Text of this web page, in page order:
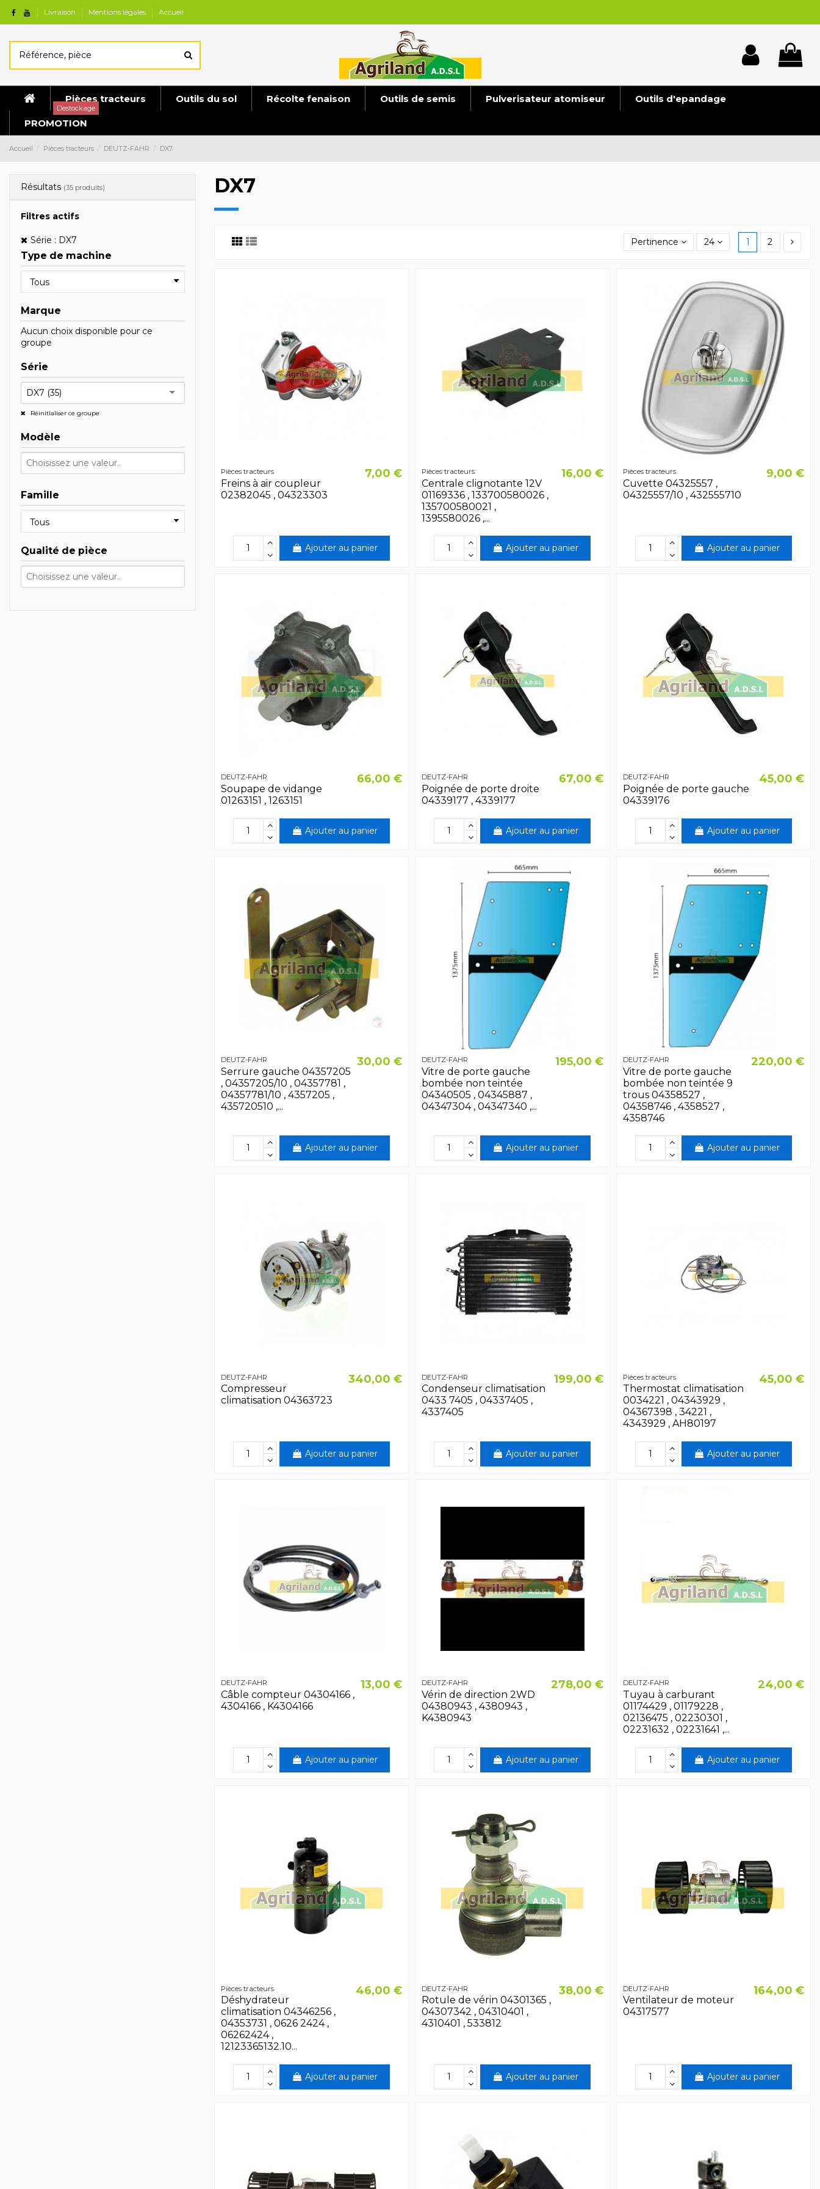
Livraison Mentions légales Accueil
Pièces tracteurs Outils du sol Récolte fenaison Outils de semis Pulverisateur atomiseur Outils d'epandage
PROMOTION
Destockage
Accueil Pièces tracteurs DEUTZ-FAHR DX7
DX7
Pertinence 24 1 2
Pièces tracteurs
Freins à air coupleur
02382045 , 04323303
7,00 €
Ajouter au panier
Pièces tracteurs
Centrale clignotante 12V
01169336 , 133700580026 ,
135700580021 ,
1395580026 ,...
16,00 €
Ajouter au panier
Pièces tracteurs
Cuvette 04325557 ,
04325557/10 , 432555710
9,00 €
Ajouter au panier
DEUTZ-FAHR
Soupape de vidange
01263151 , 1263151
66,00 €
Ajouter au panier
DEUTZ-FAHR
Poignée de porte droite
04339177 , 4339177
67,00 €
Ajouter au panier
DEUTZ-FAHR
Poignée de porte gauche
04339176
45,00 €
Ajouter au panier
DEUTZ-FAHR
Serrure gauche 04357205
, 04357205/10 , 04357781 ,
04357781/10 , 4357205 ,
435720510 ,...
30,00 €
Ajouter au panier
DEUTZ-FAHR
Vitre de porte gauche
bombée non teintée
04340505 , 04345887 ,
04347304 , 04347340 ,...
195,00 €
Ajouter au panier
DEUTZ-FAHR
Vitre de porte gauche
bombée non teintée 9
trous 04358527 ,
04358746 , 4358527 ,
4358746
220,00 €
Ajouter au panier
DEUTZ-FAHR
Compresseur
climatisation 04363723
340,00 €
Ajouter au panier
DEUTZ-FAHR
Condenseur climatisation
0433 7405 , 04337405 ,
4337405
199,00 €
Ajouter au panier
Pièces tracteurs
Thermostat climatisation
0034221 , 04343929 ,
04367398 , 34221 ,
4343929 , AH80197
45,00 €
Ajouter au panier
DEUTZ-FAHR
Câble compteur 04304166 ,
4304166 , K4304166
13,00 €
Ajouter au panier
DEUTZ-FAHR
Vérin de direction 2WD
04380943 , 4380943 ,
K4380943
278,00 €
Ajouter au panier
DEUTZ-FAHR
Tuyau à carburant
01174429 , 01179228 ,
02136475 , 02230301 ,
02231632 , 02231641 ,...
24,00 €
Ajouter au panier
Pièces tracteurs
Déshydrateur
climatisation 04346256 ,
04353731 , 0626 2424 ,
06262424 ,
12123365132.10...
46,00 €
Ajouter au panier
DEUTZ-FAHR
Rotule de vérin 04301365 ,
04307342 , 04310401 ,
4310401 , 533812
38,00 €
Ajouter au panier
DEUTZ-FAHR
Ventilateur de moteur
04317577
164,00 €
Ajouter au panier
Résultats (35 produits)
Filtres actifs
Série : DX7
Type de machine
Marque
Aucun choix disponible pour ce
groupe
Série
DX7 (35)
Réinitialiser ce groupe
Modèle
Famille
Qualité de pièce